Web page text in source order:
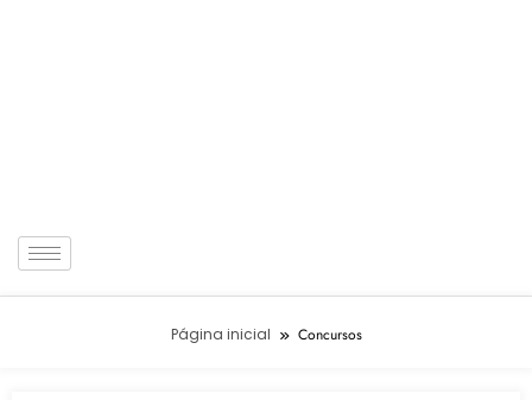
Página inicial Concursos